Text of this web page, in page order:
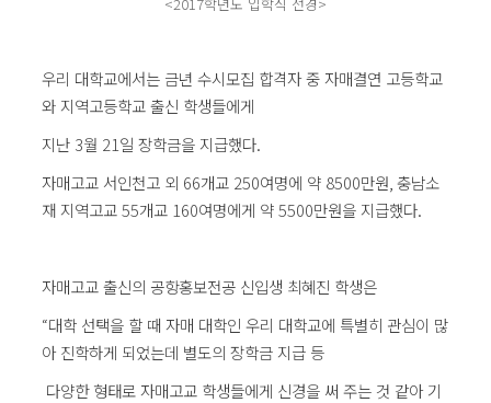
<2017학년도 입학식 전경>
우리 대학교에서는 금년 수시모집 합격자 중 자매결연 고등학교
와 지역고등학교 출신 학생들에게
지난 3월 21일 장학금을 지급했다.
자매고교 서인천고 외 66개교 250여명에 약 8500만원,충남소
재 지역고교55개교 160여명에게 약5500만원을 지급했다.
자매고교 출신의 공항홍보전공 신입생 최혜진 학생은
“대학 선택을 할 때 자매 대학인 우리 대학교에 특별히 관심이 많
아 진학하게 되었는데 별도의 장학금 지급 등
다양한 형태로 자매고교 학생들에게 신경을 써 주는 것 같아 기